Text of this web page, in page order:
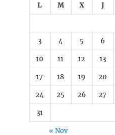
L M X J
3 4 5 6
10 11 12 13
17 18 19 20
24 25 26 27
31
« Nov